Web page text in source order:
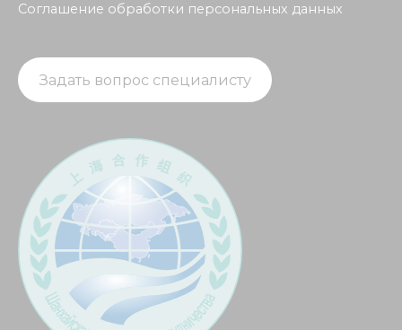
Соглашение обработки персональных данных
Задать вопрос специалисту